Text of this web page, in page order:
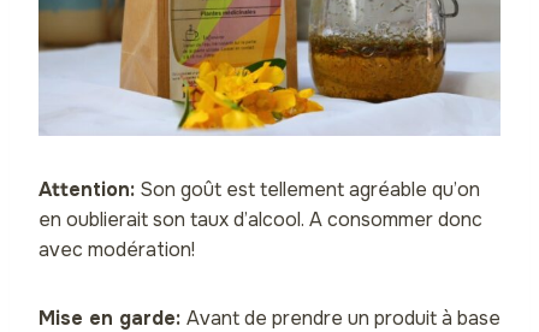
Attention: Son goût est tellement agréable qu’on
en oublierait son taux d’alcool. A consommer donc
avec modération!
Mise en garde: Avant de prendre un produit à base